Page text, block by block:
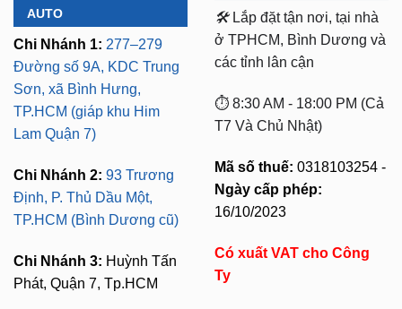
AUTO
Chi Nhánh 1: 277–279
Đường số 9A, KDC Trung
Sơn, xã Bình Hưng,
TP.HCM (giáp khu Him
Lam Quận 7)
Chi Nhánh 2: 93 Trương
Định, P. Thủ Dầu Một,
TP.HCM (Bình Dương cũ)
Chi Nhánh 3: Huỳnh Tấn
Phát, Quận 7, Tp.HCM
🛠️ Lắp đặt tận nơi, tại nhà
ở TPHCM, Bình Dương và
các tỉnh lân cận
⏱️ 8:30 AM - 18:00 PM (Cả
T7 Và Chủ Nhật)
Mã số thuế: 0318103254 -
Ngày cấp phép:
16/10/2023
Có xuất VAT cho Công
Ty